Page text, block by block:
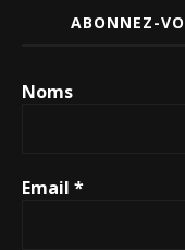
ABONNEZ-
Noms
Email *